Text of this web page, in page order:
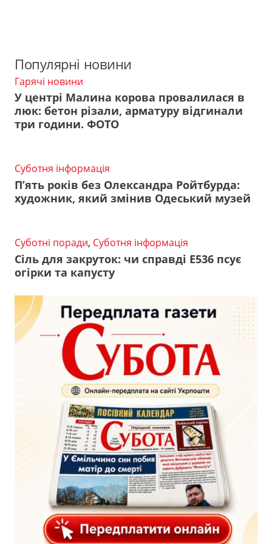
Популярні новини
Гарячі новини
У центрі Малина корова провалилася в
люк: бетон різали, арматуру відгинали
три години. ФОТО
Суботня інформація
П’ять років без Олександра Ройтбурда:
художник, який змінив Одеський музей
Суботні поради, Суботня інформація
Сіль для закруток: чи справді Е536 псує
огірки та капусту